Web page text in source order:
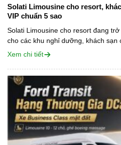
Solati Limousine cho resort,
VIP chuẩn 5 sao
Solati Limousine cho resort đang
cho các khu nghỉ dưỡng, khách sạn
muốn nâng tầm dịch vụ đưa đón
Xem chi tiết